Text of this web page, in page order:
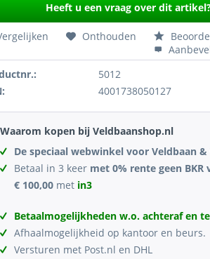
Heeft u een vraag over dit
Onthouden
5012
4001738050127
Waarom kopen bij Veldbaanshop.nl
De speciaal webwinkel voor Veldbaan
Betaal in 3 keer met 0% rente geen BKR
€ 100,00 met in3
Betaalmogelijkheden w.o. achteraf en
Afhaalmogelijkheid op kantoor en beurs.
Versturen met Post.nl en DHL